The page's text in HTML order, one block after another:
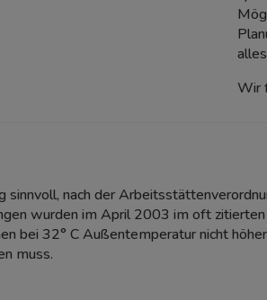
Wir
sinnvoll, nach der
wurden im April 2003 im oft
bei 32° C Außentemperatur nicht
muss.